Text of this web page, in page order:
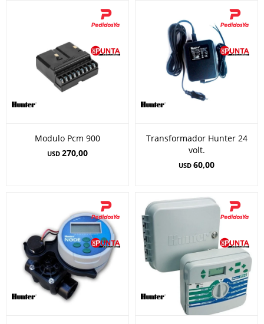
Modulo Pcm 900
USD 270,00
Transformador Hunter 24
volt.
USD 60,00